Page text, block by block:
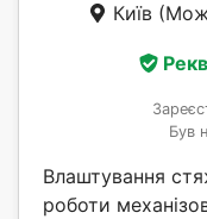
Київ
Був
Влаштування
роботи